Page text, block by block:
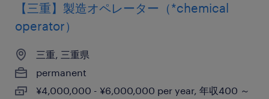
【三重】製造オペレーター（*chemical
operator）
三重, 三重県
permanent
¥4,000,000 - ¥6,000,000 per year, 年収400 ～